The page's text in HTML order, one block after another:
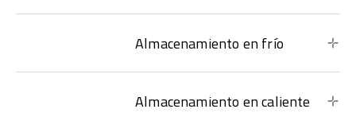
Almacenamiento en frío
Almacenamiento en caliente